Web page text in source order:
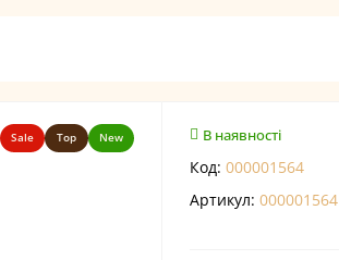
Sale Top New В наявності
Код: 000001564
Артикул: 000001564